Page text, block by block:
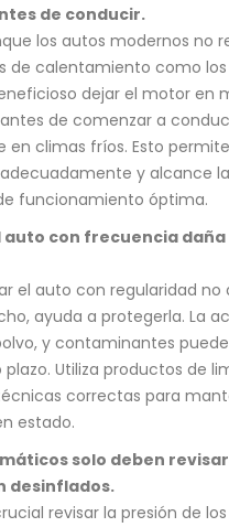
de conducir.
los autos modernos no
de calentamiento como
dejar el motor en
de comenzar a
en climas fríos. Esto
y alcance la
funcionamiento óptima.
auto con frecuencia daña
el auto con regularidad no
ayuda a protegerla. La
y contaminantes
Utiliza productos de
correctas para
estado.
solo deben
desinflados.
revisar la presión de los